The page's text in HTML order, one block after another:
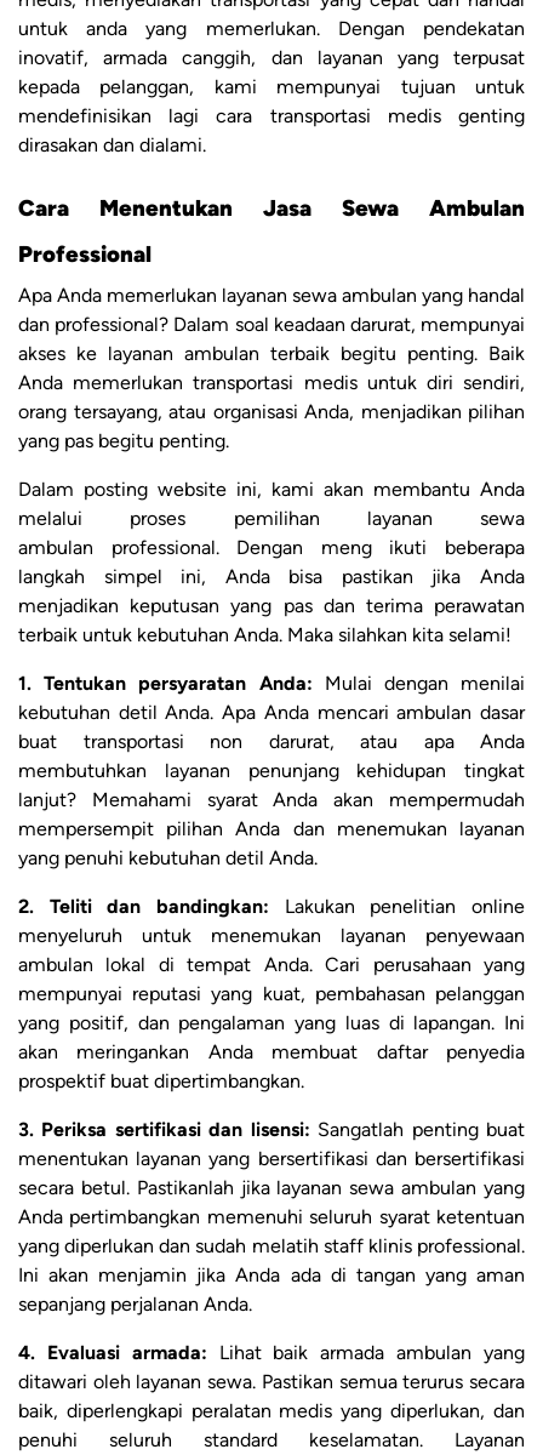
untuk anda yang memerlukan. Dengan pendekatan
inovatif, armada canggih, dan layanan yang terpusat
kepada pelanggan, kami mempunyai tujuan untuk
mendefinisikan lagi cara transportasi medis genting
dirasakan dan dialami.
Cara Menentukan Jasa Sewa Ambulan
Professional
Apa Anda memerlukan layanan sewa ambulan yang handal
dan professional? Dalam soal keadaan darurat, mempunyai
akses ke layanan ambulan terbaik begitu penting. Baik
Anda memerlukan transportasi medis untuk diri sendiri,
orang tersayang, atau organisasi Anda, menjadikan pilihan
yang pas begitu penting.
Dalam posting website ini, kami akan membantu Anda
melalui proses pemilihan layanan sewa
ambulan professional. Dengan meng ikuti beberapa
langkah simpel ini, Anda bisa pastikan jika Anda
menjadikan keputusan yang pas dan terima perawatan
terbaik untuk kebutuhan Anda. Maka silahkan kita selami!
1. Tentukan persyaratan Anda: Mulai dengan menilai
kebutuhan detil Anda. Apa Anda mencari ambulan dasar
buat transportasi non darurat, atau apa Anda
membutuhkan layanan penunjang kehidupan tingkat
lanjut? Memahami syarat Anda akan mempermudah
mempersempit pilihan Anda dan menemukan layanan
yang penuhi kebutuhan detil Anda.
2. Teliti dan bandingkan: Lakukan penelitian online
menyeluruh untuk menemukan layanan penyewaan
ambulan lokal di tempat Anda. Cari perusahaan yang
mempunyai reputasi yang kuat, pembahasan pelanggan
yang positif, dan pengalaman yang luas di lapangan. Ini
akan meringankan Anda membuat daftar penyedia
prospektif buat dipertimbangkan.
3. Periksa sertifikasi dan lisensi: Sangatlah penting buat
menentukan layanan yang bersertifikasi dan bersertifikasi
secara betul. Pastikanlah jika layanan sewa ambulan yang
Anda pertimbangkan memenuhi seluruh syarat ketentuan
yang diperlukan dan sudah melatih staff klinis professional.
Ini akan menjamin jika Anda ada di tangan yang aman
sepanjang perjalanan Anda.
4. Evaluasi armada: Lihat baik armada ambulan yang
ditawari oleh layanan sewa. Pastikan semua terurus secara
baik, diperlengkapi peralatan medis yang diperlukan, dan
penuhi seluruh standard keselamatan. Layanan